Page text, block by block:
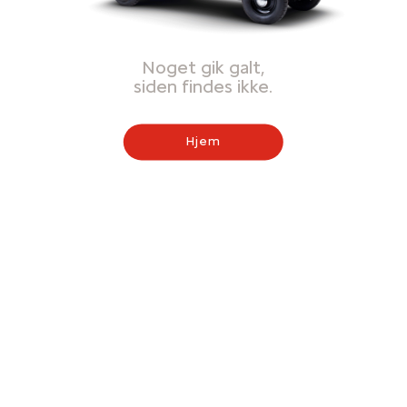
Noget gik galt,
siden findes ikke.
Hjem